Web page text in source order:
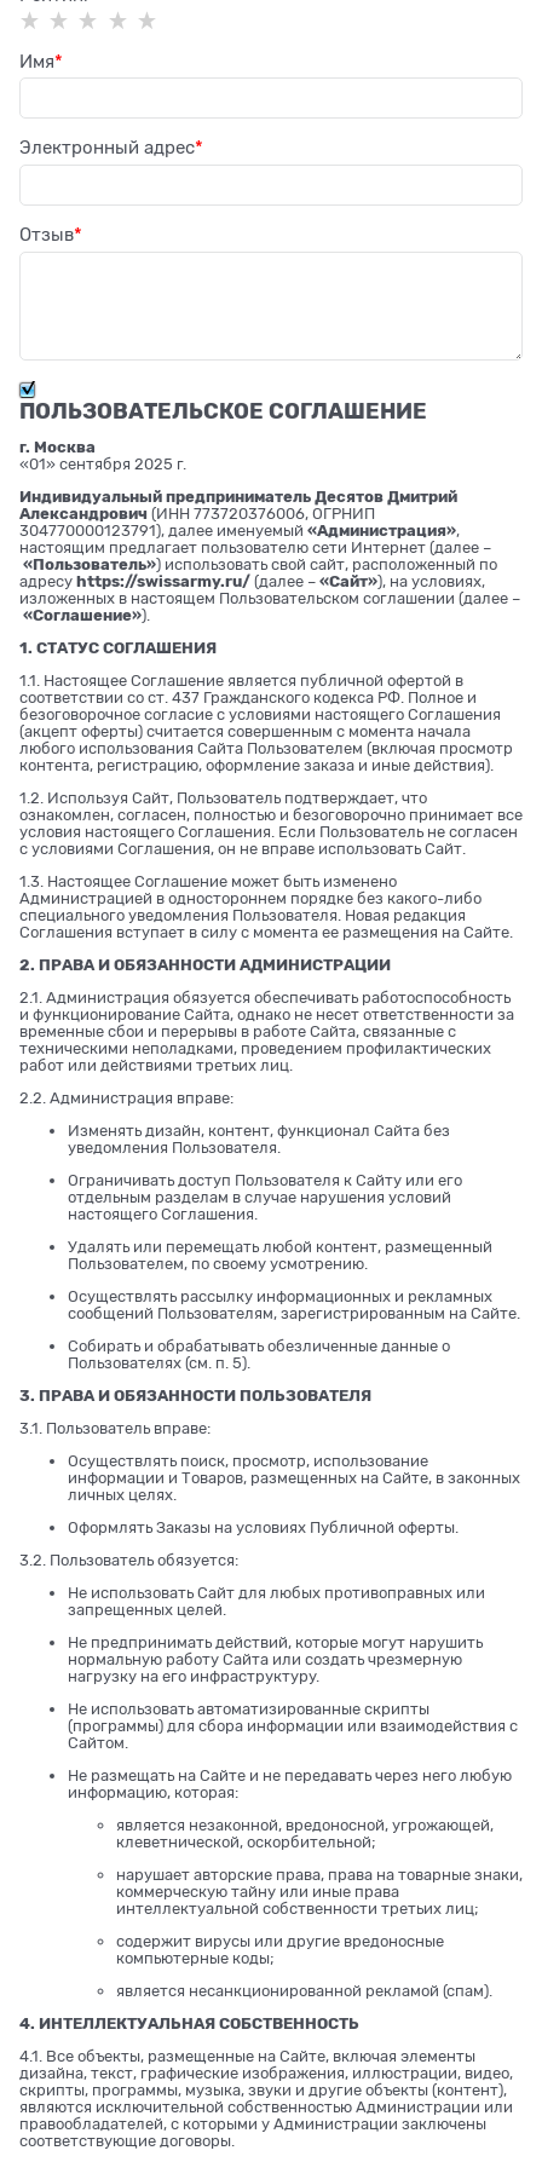
Имя
Электронный адрес
Отзыв
ПОЛЬЗОВАТЕЛЬСКОЕ СОГЛАШЕНИЕ
г. Москва
«01» сентября 2025 г.
Индивидуальный предприниматель Десятов Дмитрий
Александрович (ИНН 773720376006, ОГРНИП
304770000123791), далее именуемый «Администрация»,
настоящим предлагает пользователю сети Интернет (далее –
«Пользователь») использовать свой сайт, расположенный по
адресу https://swissarmy.ru/ (далее – «Сайт»), на условиях,
изложенных в настоящем Пользовательском соглашении (далее –
«Соглашение»).
1. СТАТУС СОГЛАШЕНИЯ
1.1. Настоящее Соглашение является публичной офертой в
соответствии со ст. 437 Гражданского кодекса РФ. Полное и
безоговорочное согласие с условиями настоящего Соглашения
(акцепт оферты) считается совершенным с момента начала
любого использования Сайта Пользователем (включая просмотр
контента, регистрацию, оформление заказа и иные действия).
1.2. Используя Сайт, Пользователь подтверждает, что
ознакомлен, согласен, полностью и безоговорочно принимает все
условия настоящего Соглашения. Если Пользователь не согласен
с условиями Соглашения, он не вправе использовать Сайт.
1.3. Настоящее Соглашение может быть изменено
Администрацией в одностороннем порядке без какого-либо
специального уведомления Пользователя. Новая редакция
Соглашения вступает в силу с момента ее размещения на Сайте.
2. ПРАВА И ОБЯЗАННОСТИ АДМИНИСТРАЦИИ
2.1. Администрация обязуется обеспечивать работоспособность
и функционирование Сайта, однако не несет ответственности за
временные сбои и перерывы в работе Сайта, связанные с
техническими неполадками, проведением профилактических
работ или действиями третьих лиц.
2.2. Администрация вправе:
Изменять дизайн, контент, функционал Сайта без
уведомления Пользователя.
Ограничивать доступ Пользователя к Сайту или его
отдельным разделам в случае нарушения условий
настоящего Соглашения.
Удалять или перемещать любой контент, размещенный
Пользователем, по своему усмотрению.
Осуществлять рассылку информационных и рекламных
сообщений Пользователям, зарегистрированным на Сайте.
Собирать и обрабатывать обезличенные данные о
Пользователях (см. п. 5).
3. ПРАВА И ОБЯЗАННОСТИ ПОЛЬЗОВАТЕЛЯ
3.1. Пользователь вправе:
Осуществлять поиск, просмотр, использование
информации и Товаров, размещенных на Сайте, в законных
личных целях.
Оформлять Заказы на условиях Публичной оферты.
3.2. Пользователь обязуется:
Не использовать Сайт для любых противоправных или
запрещенных целей.
Не предпринимать действий, которые могут нарушить
нормальную работу Сайта или создать чрезмерную
нагрузку на его инфраструктуру.
Не использовать автоматизированные скрипты
(программы) для сбора информации или взаимодействия с
Сайтом.
Не размещать на Сайте и не передавать через него любую
информацию, которая:
является незаконной, вредоносной, угрожающей,
клеветнической, оскорбительной;
нарушает авторские права, права на товарные знаки,
коммерческую тайну или иные права
интеллектуальной собственности третьих лиц;
содержит вирусы или другие вредоносные
компьютерные коды;
является несанкционированной рекламой (спам).
4. ИНТЕЛЛЕКТУАЛЬНАЯ СОБСТВЕННОСТЬ
4.1. Все объекты, размещенные на Сайте, включая элементы
дизайна, текст, графические изображения, иллюстрации, видео,
скрипты, программы, музыка, звуки и другие объекты (контент),
являются исключительной собственностью Администрации или
правообладателей, с которыми у Администрации заключены
соответствующие договоры.